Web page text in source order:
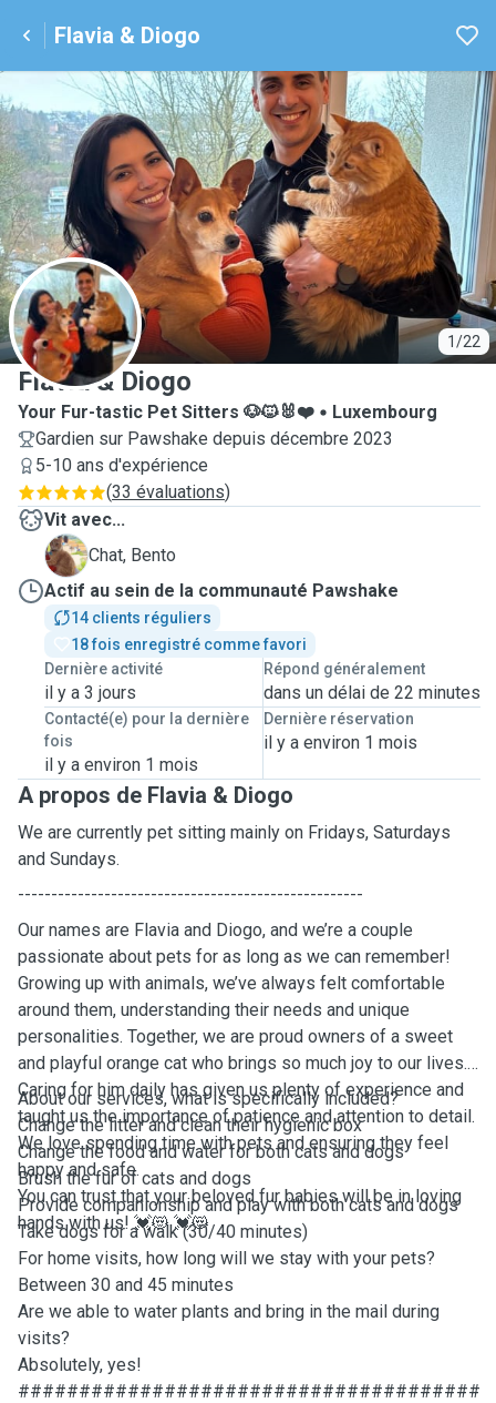
Flavia & Diogo
1/22
F
Flavia & Diogo
Your Fur-tastic Pet Sitters 🐶🐱🐰❤️
Luxembourg
Gardien sur Pawshake depuis décembre 2023
5-10 ans d'expérience
(33 évaluations)
Vit avec...
B
Chat, Bento
Actif au sein de la communauté Pawshake
14 clients réguliers
18 fois enregistré comme favori
Dernière activité
il y a 3 jours
Répond généralement
dans un délai de 22 minutes
Contacté(e) pour la dernière
fois
il y a environ 1 mois
Dernière réservation
il y a environ 1 mois
A propos de Flavia & Diogo
We are currently pet sitting mainly on Fridays, Saturdays
and Sundays.
----------------------------------------------------
Our names are Flavia and Diogo, and we’re a couple
passionate about pets for as long as we can remember!
Growing up with animals, we’ve always felt comfortable
around them, understanding their needs and unique
personalities. Together, we are proud owners of a sweet
and playful orange cat who brings so much joy to our lives.
Caring for him daily has given us plenty of experience and
taught us the importance of patience and attention to detail.
We love spending time with pets and ensuring they feel
happy and safe.
You can trust that your beloved fur babies will be in loving
hands with us! 💓😻 💓😻
About our services, what is specifically included?
Change the litter and clean their hygienic box
Change the food and water for both cats and dogs
Brush the fur of cats and dogs
Provide companionship and play with both cats and dogs
Take dogs for a walk (30/40 minutes)
For home visits, how long will we stay with your pets?
Between 30 and 45 minutes
Are we able to water plants and bring in the mail during
visits?
Absolutely, yes!
######################################